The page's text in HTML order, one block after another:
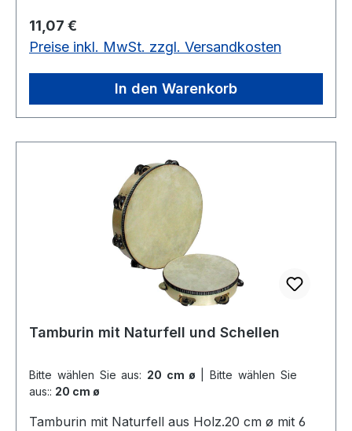
Regulärer Preis:
11,07 €
Preise inkl. MwSt. zzgl. Versandkosten
In den Warenkorb
Tamburin mit Naturfell und Schellen
Bitte wählen Sie aus: 20 cm ø
aus:: 20 cm ø
Tamburin mit Naturfell aus Holz.20 cm ø mit 6